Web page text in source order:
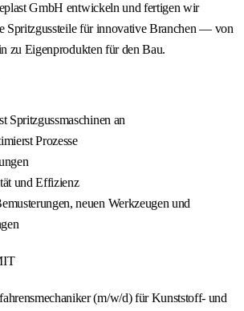
GmbH entwickeln und fertigen wir
Spritzgussteile für innovative Branchen — von
zu Eigenprodukten für den Bau.
Spritzgussmaschinen an
Prozesse
und Effizienz
neuen Werkzeugen und
(m/w/d) für Kunststoff- und